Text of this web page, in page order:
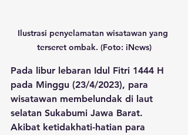
Ilustrasi penyelamatan wisatawan yang
terseret ombak. (Foto: iNews)
Pada libur lebaran Idul Fitri 1444 H
pada Minggu (23/4/2023), para
wisatawan membelundak di laut
selatan Sukabumi Jawa Barat.
Akibat ketidakhati-hatian para